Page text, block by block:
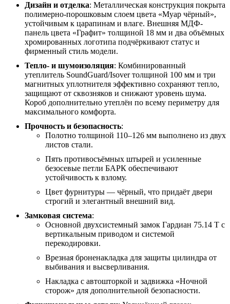
Дизайн и отделка: Металлическая конструкция покрыта
полимерно-порошковым слоем цвета «Муар чёрный»,
устойчивым к царапинам и влаге. Внешняя МДФ-
панель цвета «Графит» толщиной 18 мм и два объёмных
хромированных логотипа подчёркивают статус и
фирменный стиль модели.
Тепло- и шумоизоляция: Комбинированный
утеплитель SoundGuard/Isover толщиной 100 мм и три
магнитных уплотнителя эффективно сохраняют тепло,
защищают от сквозняков и снижают уровень шума.
Короб дополнительно утеплён по всему периметру для
максимального комфорта.
Прочность и безопасность:
Полотно толщиной 110–126 мм выполнено из двух
листов стали.
Пять противосъёмных штырей и усиленные
безосевые петли БАРК обеспечивают
устойчивость к взлому.
Цвет фурнитуры — чёрный, что придаёт двери
строгий и элегантный внешний вид.
Замковая система:
Основной двухсистемный замок Гардиан 75.14 Т с
вертикальным приводом и системой
перекодировки.
Врезная броненакладка для защиты цилиндра от
выбивания и высверливания.
Накладка с автошторкой и задвижка «Ночной
сторож» для дополнительной безопасности.